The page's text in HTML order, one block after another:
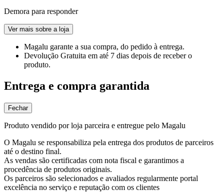
Demora para responder
Ver mais sobre a loja
Magalu garante a sua compra, do pedido à entrega.
Devolução Gratuita em até 7 dias depois de receber o
produto.
Entrega e compra garantida
Fechar
Produto vendido por loja parceira e entregue pelo Magalu
O Magalu se responsabiliza pela entrega dos produtos de parceiros
até o destino final.
As vendas são certificadas com nota fiscal e garantimos a
procedência de produtos originais.
Os parceiros são selecionados e avaliados regularmente portal
excelência no serviço e reputação com os clientes